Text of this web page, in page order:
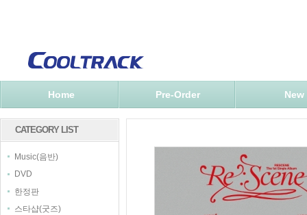
Home Pre-Order New
CATEGORY LIST
Music(음반)
DVD
한정판
스타샵(굿즈)